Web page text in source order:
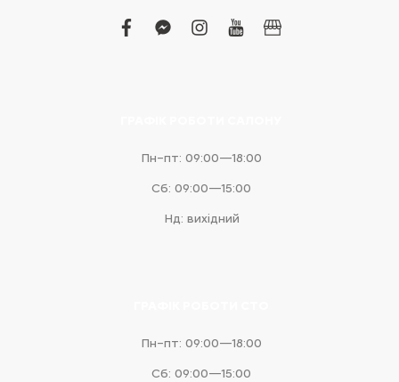
facebook
facebook-
instagram
youtubebusiness
Пн–пт: 09:00—18:00
Сб: 09:00—15:00
Нд: вихідний
Пн–пт: 09:00—18:00
Сб: 09:00—15:00